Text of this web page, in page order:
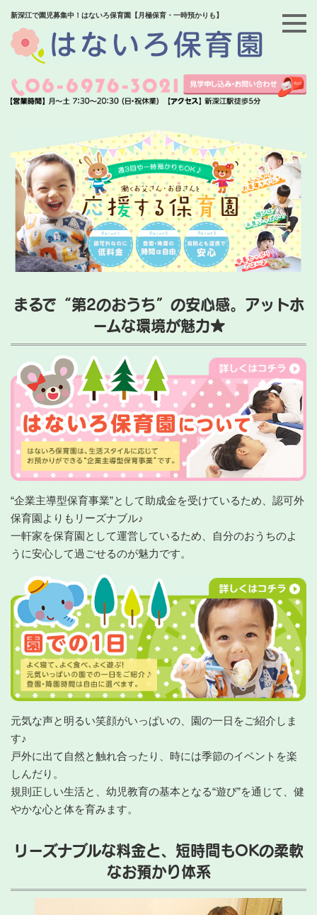
新深江で園児募集中！はないろ保育園【月極保育・一時預かりも】
まるで“第2のおうち”の安心感。アットホ
ームな環境が魅力★
“企業主導型保育事業”として助成金を受けているため、認可外
保育園よりもリーズナブル♪
一軒家を保育園として運営しているため、自分のおうちのよ
うに安心して過ごせるのが魅力です。
元気な声と明るい笑顔がいっぱいの、園の一日をご紹介しま
す♪
戸外に出て自然と触れ合ったり、時には季節のイベントを楽
しんだり。
規則正しい生活と、幼児教育の基本となる“遊び”を通じて、健
やかな心と体を育みます。
リーズナブルな料金と、短時間もOKの柔軟
なお預かり体系